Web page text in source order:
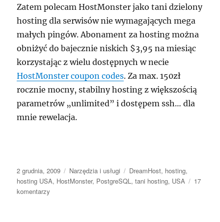
Zatem polecam HostMonster jako tani dzielony
hosting dla serwisów nie wymagających mega
małych pingów. Abonament za hosting można
obniżyć do bajecznie niskich $3,95 na miesiąc
korzystając z wielu dostępnych w necie
HostMonster coupon codes. Za max. 150zł
rocznie mocny, stabilny hosting z większością
parametrów „unlimited” i dostępem ssh… dla
mnie rewelacja.
Data
publikacji
2 grudnia, 2009 Kategorie
Narzędzia i usługi Tagi
DreamHost, hosting,
hosting USA, HostMonster, PostgreSQL,tani hosting, USA
17
komentarzy